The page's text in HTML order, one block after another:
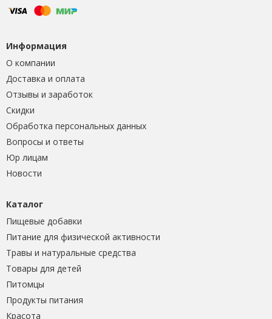
Информация
О компании
Доставка и оплата
Отзывы и заработок
Скидки
Обработка персональных данных
Вопросы и ответы
Юр лицам
Новости
Каталог
Пищевые добавки
Питание для физической активности
Травы и натуральные средства
Товары для детей
Питомцы
Продукты питания
Красота